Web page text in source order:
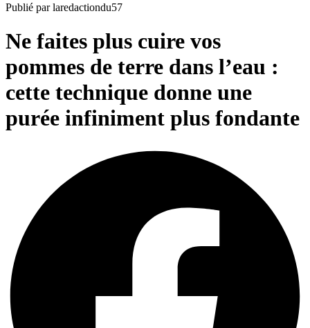
Publié par laredactiondu57
Ne faites plus cuire vos
pommes de terre dans l’eau :
cette technique donne une
purée infiniment plus fondante